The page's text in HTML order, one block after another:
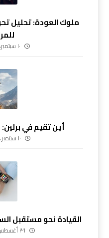
ملوك العودة: تحليل
١٠ سبتمبر، ٢٠٢٢
أين تقيم في برلين:
١٠ سبتمبر، ٢٠٢٢
القيادة نحو مستقبل
٣١ أغسطس، ٢٠٢٢